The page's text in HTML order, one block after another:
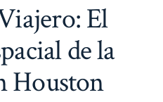
El
de la
Houston